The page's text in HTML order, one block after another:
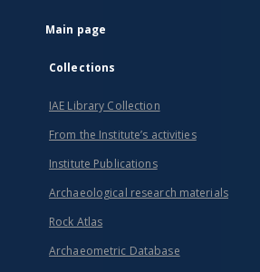
Main page
Collections
IAE Library Collection
From the Institute’s activities
Institute Publications
Archaeological research materials
Rock Atlas
Archaeometric Database